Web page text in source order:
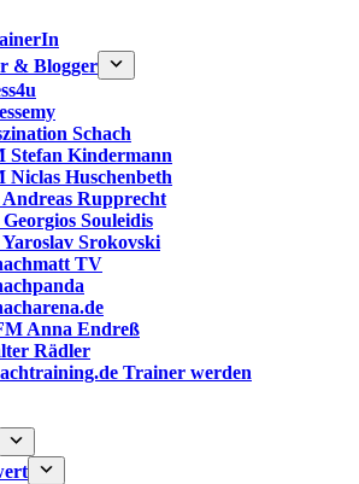
& Blogger
Schach
Stefan Kindermann
Niclas Huschenbeth
Rupprecht
Souleidis
Srokovski
TV
Anna Endreß
Rädler
Trainer werden